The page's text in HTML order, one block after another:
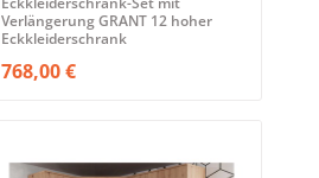
Verlängerung GRANT 12 hoher
Eckkleiderschrank
768,00 €